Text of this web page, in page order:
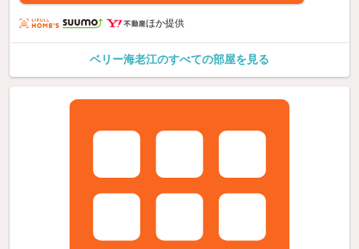
ほか提供
ベリー海老江のすべての部屋を見る